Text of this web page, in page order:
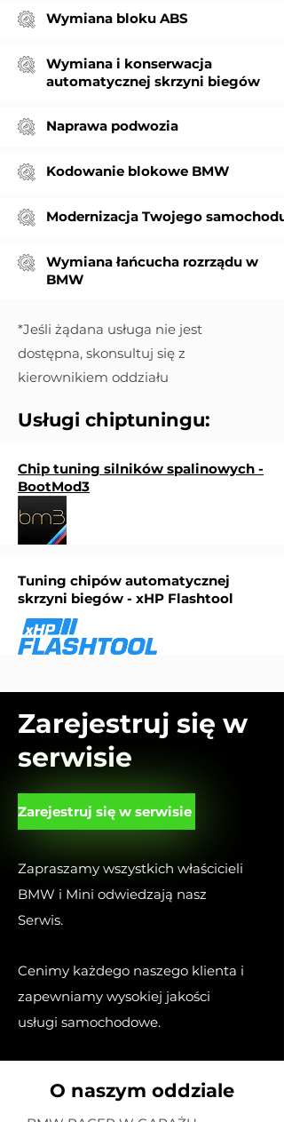
Wymiana bloku ABS
Wymiana i konserwacja
automatycznej skrzyni biegów
Naprawa podwozia
Kodowanie blokowe BMW
Modernizacja Twojego samochodu
Wymiana łańcucha rozrządu w
BMW
*Jeśli żądana usługa nie jest
dostępna, skonsultuj się z
kierownikiem oddziału
Usługi chiptuningu:
Chip tuning silników spalinowych -
BootMod3
Tuning chipów automatycznej
skrzyni biegów - xHP Flashtool
Zarejestruj się w
serwisie
Zarejestruj się w serwisie
Zapraszamy wszystkich właścicieli
BMW i Mini odwiedzają nasz
Serwis.
Cenimy każdego naszego klienta i
zapewniamy wysokiej jakości
usługi samochodowe.
O naszym oddziale